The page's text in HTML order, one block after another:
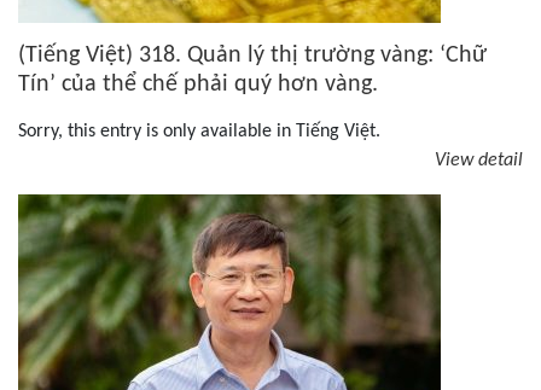
(Tiếng Việt) 318. Quản lý thị trường vàng: ‘Chữ
Tín’ của thể chế phải quý hơn vàng.
Sorry, this entry is only available in Tiếng Việt.
View detail